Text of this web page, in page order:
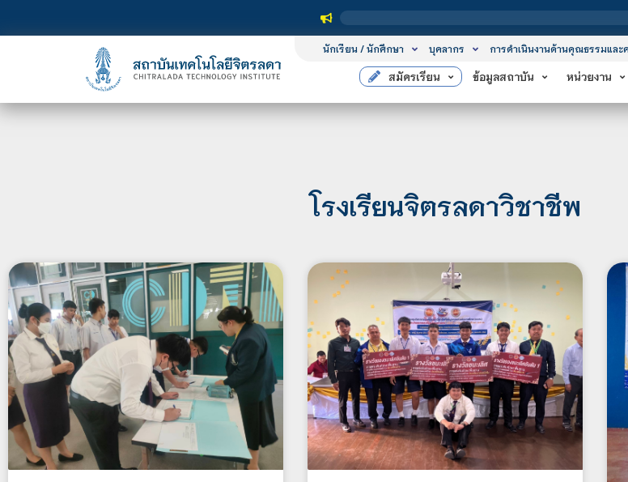
นักเรียน / นักศึกษา บุคลากร การดำเนินงานด้านคุณธรรมและ
สมัครเรียน ข้อมูลสถาบัน หน่วยงาน
โรงเรียนจิตรลดาวิชาชีพ